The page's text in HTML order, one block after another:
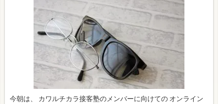
今朝は、 カワルチカラ接客塾のメンバーに向けての オンライン